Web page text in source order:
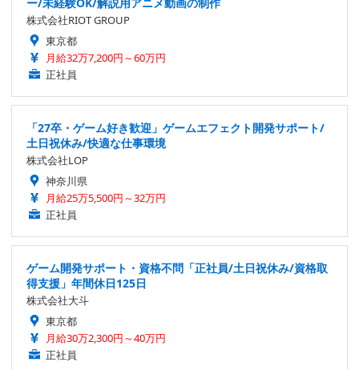
株式会社RIOT GROUP
東京都
月給32万7,200円～60万円
正社員
「27卒・ゲーム好き歓迎」ゲームエフェクト開発サポート/
土日祝休み/快適な仕事環境
株式会社LOP
神奈川県
月給25万5,500円～32万円
正社員
ゲーム開発サポート・資格不問「正社員/土日祝休み/資格取
得支援」年間休日125日
株式会社大斗
東京都
月給30万2,300円～40万円
正社員